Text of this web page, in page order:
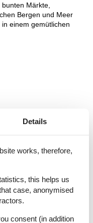
Märkte,
Bergen und Meer
einem gemütlichen
Details
works, therefore,
this helps us
case, anonymised
consent (in addition